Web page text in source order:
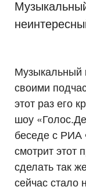
Музыкальный
своими
этот раз его
шоу
беседе с РИА
смотрит этот
сделать так
сейчас стало